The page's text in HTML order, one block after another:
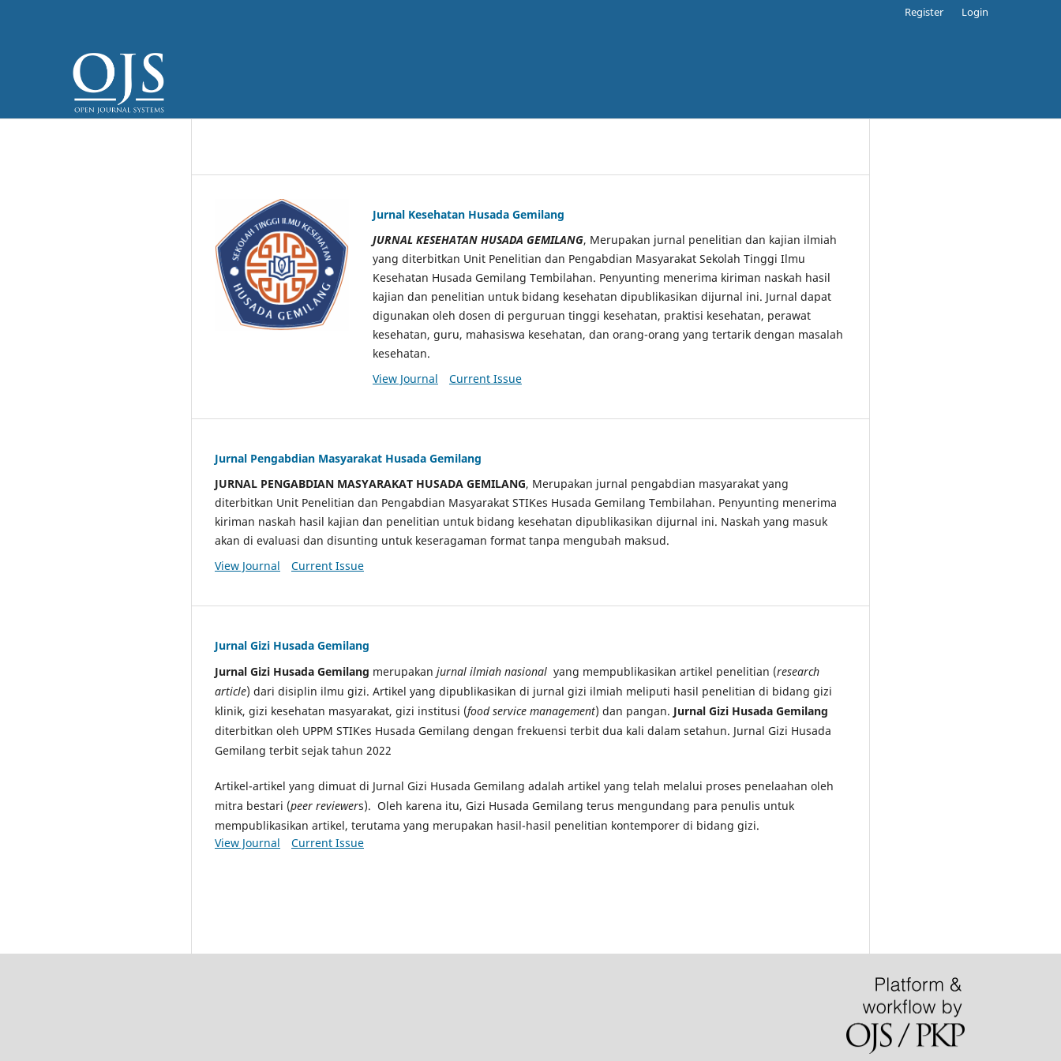
Register Login
Jurnal Kesehatan Husada Gemilang
JURNAL KESEHATAN HUSADA GEMILANG, Merupakan jurnal penelitian dan kajian ilmiah
yang diterbitkan Unit Penelitian dan Pengabdian Masyarakat Sekolah Tinggi Ilmu
Kesehatan Husada Gemilang Tembilahan. Penyunting menerima kiriman naskah hasil
kajian dan penelitian untuk bidang kesehatan dipublikasikan dijurnal ini. Jurnal dapat
digunakan oleh dosen di perguruan tinggi kesehatan, praktisi kesehatan, perawat
kesehatan, guru, mahasiswa kesehatan, dan orang-orang yang tertarik dengan masalah
kesehatan.
View Journal
Current Issue
Jurnal Pengabdian Masyarakat Husada Gemilang
JURNAL PENGABDIAN MASYARAKAT HUSADA GEMILANG, Merupakan jurnal pengabdian masyarakat yang
diterbitkan Unit Penelitian dan Pengabdian Masyarakat STIKes Husada Gemilang Tembilahan. Penyunting menerima
kiriman naskah hasil kajian dan penelitian untuk bidang kesehatan dipublikasikan dijurnal ini. Naskah yang masuk
akan di evaluasi dan disunting untuk keseragaman format tanpa mengubah maksud.
View Journal
Current Issue
Jurnal Gizi Husada Gemilang
Jurnal Gizi Husada Gemilang merupakan jurnal ilmiah nasional yang mempublikasikan artikel penelitian (research
article) dari disiplin ilmu gizi. Artikel yang dipublikasikan di jurnal gizi ilmiah meliputi hasil penelitian di bidang gizi
klinik, gizi kesehatan masyarakat, gizi institusi (food service management) dan pangan. Jurnal Gizi Husada Gemilang
diterbitkan oleh UPPM STIKes Husada Gemilang dengan frekuensi terbit dua kali dalam setahun. Jurnal Gizi Husada
Gemilang terbit sejak tahun 2022
Artikel-artikel yang dimuat di Jurnal Gizi Husada Gemilang adalah artikel yang telah melalui proses penelaahan oleh
mitra bestari (peer reviewers). Oleh karena itu, Gizi Husada Gemilang terus mengundang para penulis untuk
mempublikasikan artikel, terutama yang merupakan hasil-hasil penelitian kontemporer di bidang gizi.
View Journal
Current Issue